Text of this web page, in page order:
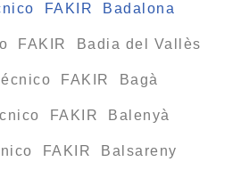
FAKIR Badalona
FAKIR Badia del Vallès
FAKIR Bagà
FAKIR Balenyà
FAKIR Balsareny